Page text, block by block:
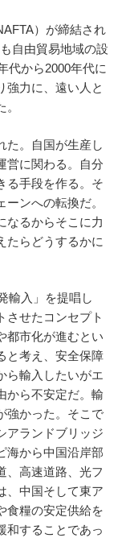
）が締結され
自由貿易地域の設
代から2000年代に
強力に、遠い人と
た。自国が生産し
営に関わる。自分
る手段を作る。そ
ンへの転換だ。
なるからそこに力
たらどうするかに
輸入」を提唱し
させたコンセプト
都市化が進むとい
と考え、安全保障
ら輸入したいがエ
から不安定だ。輸
強かった。そこで
アランドブリッジ
海から中国沿岸部
、高速道路、光フ
、中国そして東ア
食糧の安定供給を
和することであっ